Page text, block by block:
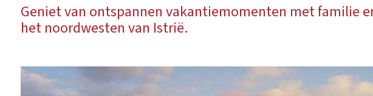
Geniet van ontspannen vakantiemomenten met familie
het noordwesten van Istrië.